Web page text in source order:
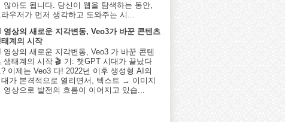
않아도 됩니다. 당신이 웹을 탐색하는 동안,
라우저가 먼저 생각하고 도와주는 시...
영상의 새로운 지각변동, Veo3가 바꾼 콘텐츠
계의 시작
영상의 새로운 지각변동, Veo3 가 바꾼 콘텐
생태계의 시작 🎬 기: 챗GPT 시대가 끝났다
? 이제는 Veo3 다! 2022년 이후 생성형 AI의
가 본격적으로 열리면서, 텍스트 → 이미지
상으로 발전의 흐름이 이어지고 있습...